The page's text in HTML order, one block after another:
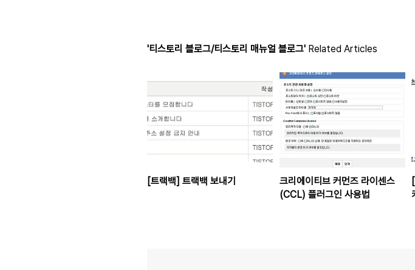
'티스토리 블로그/티스토리 매뉴얼 블로그' Related Articles
[트랙백] 트랙백 보내기
크리에이티브 커먼즈 라이센스
(CCL) 플러그인 사용법